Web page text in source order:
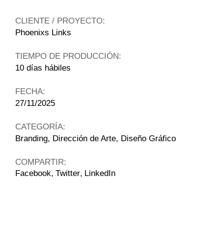
CLIENTE / PROYECTO:
Phoenixs Links
TIEMPO DE PRODUCCIÓN:
10 días hábiles
FECHA:
27/11/2025
CATEGORÍA:
Branding
Dirección de Arte Diseño Gráfico
COMPARTIR:
Facebook Twitter LinkedIn